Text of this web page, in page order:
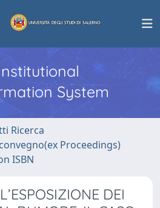
System
Ricerca
Proceedings)
ISBN
DEI